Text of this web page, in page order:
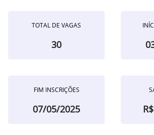
TOTAL DE VAGAS
30
FIM INSCRIÇÕES
07/05/2025